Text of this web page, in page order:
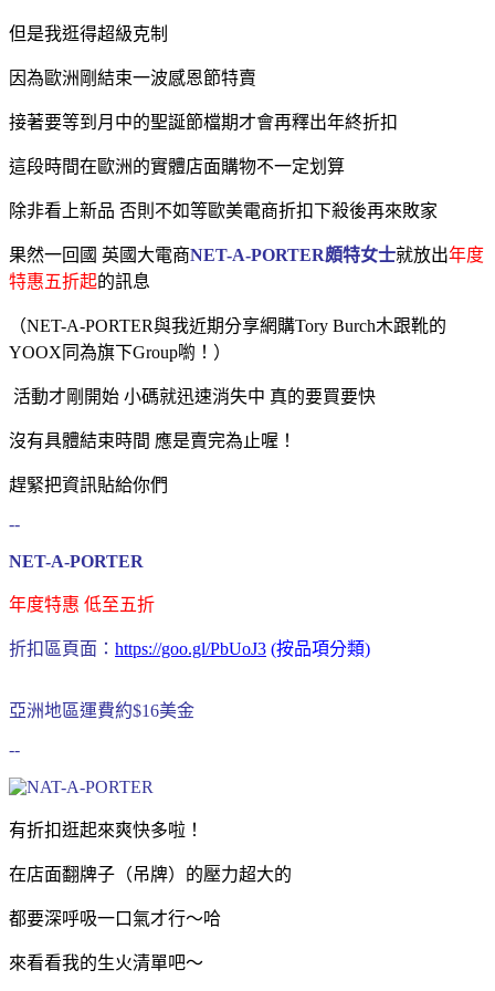
但是我逛得超級克制
因為歐洲剛結束一波感恩節特賣
接著要等到月中的聖誕節檔期才會再釋出年終折扣
這段時間在歐洲的實體店面購物不一定划算
除非看上新品 否則 不如等歐美電商折扣下殺後再來敗家
果然一回國 英國大電商NET-A-PORTER頗特女士就放出年度
特惠五折起的訊息
（NET-A-PORTER與我近期分享網購Tory Burch木跟靴的
YOOX同為旗下Group喲！）
活動才剛開始 小碼就迅速消失中 真的要買要快
沒有具體結束時間 應是賣完為止喔！
趕緊把資訊貼給你們
--
NET-A-PORTER
年度特惠 低至五折
折扣區頁面： https://goo.gl/PbUoJ3 (按品項分類)
亞洲地區運費約$16美金
--
有折扣逛起來爽快多啦！
在店面翻牌子（吊牌）的壓力超大的
都要深呼吸一口氣才行～哈
來看看我的生火清單吧～